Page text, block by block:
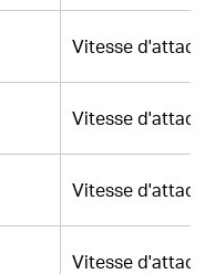
Vitesse
Vitesse
Vitesse
Vitesse